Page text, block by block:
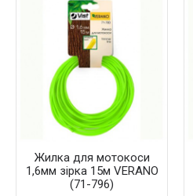
Жилка для мотокоси
1,6мм зірка 15м VERANO
(71-796)